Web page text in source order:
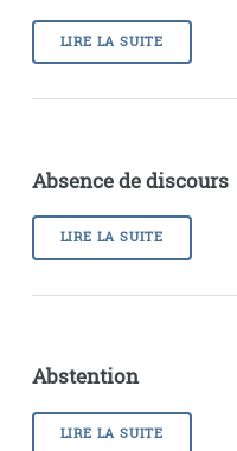
LIRE LA SUITE
Absence de discours
LIRE LA SUITE
Abstention
LIRE LA SUITE